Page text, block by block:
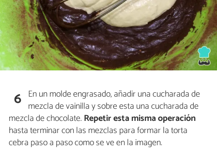
6 En un molde engrasado, añadir una cucharada de
mezcla de vainilla y sobre esta una cucharada de
mezcla de chocolate. Repetir esta misma operación
hasta terminar con las mezclas para formar la torta
cebra paso a paso como se ve en la imagen.